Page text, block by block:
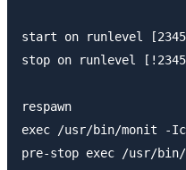
start on runlevel
stop on runlevel
respawn
exec /usr/bin/monit -
pre-stop exec /usr/